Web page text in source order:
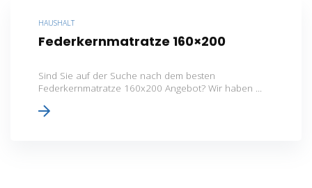
HAUSHALT
Federkernmatratze 160×200
Sind Sie auf der Suche nach dem besten
Federkernmatratze 160x200 Angebot? Wir haben ...